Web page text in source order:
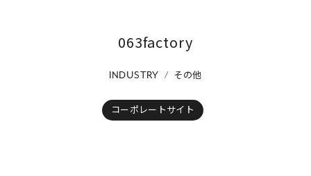
063factory
INDUSTRY その他
コーポレートサイト